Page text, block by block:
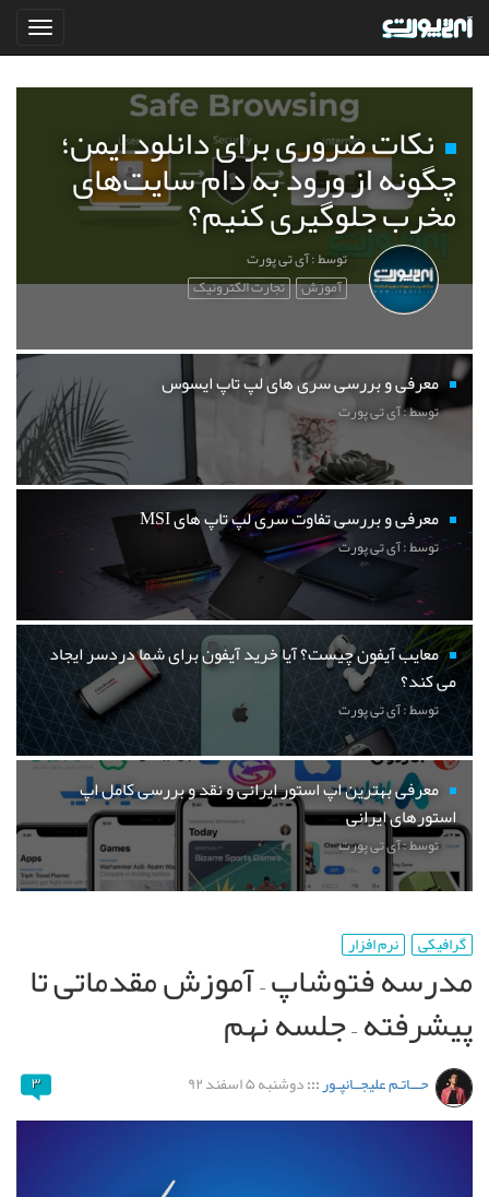
نکات ضروری برای دانلود ایمن؛
چگونه از ورود به دام سایت‌های
مخرب جلوگیری کنیم؟
توسط : آی تی پورت
آموزش تجارت الکترونیک
معرفی و بررسی سری های لپ تاپ ایسوس
توسط : آی تی پورت
معرفی و بررسی تفاوت سری لپ تاپ های MSI
توسط : آی تی پورت
معایب آیفون چیست؟ آیا خرید آیفون برای شما دردسر ایجاد
می کند؟
توسط : آی تی پورت
معرفی بهترین اپ استور ایرانی و نقد و بررسی کامل اپ
استورهای ایرانی
توسط : آی تی پورت
گرافیکی نرم افزار
مدرسه فتوشاپ – آموزش مقدماتی تا
پیشرفته – جلسه نهم
حـــاتـم علیجــانپـور:::دوشنبه ۵ اسفند ۹۲ ۳